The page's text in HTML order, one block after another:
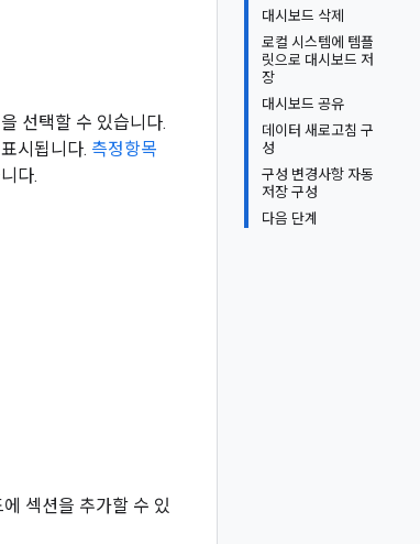
대시보드 삭제
로컬 시스템에 템플
릿으로 대시보드 저
장
대시보드 공유
데이터 새로고침 구
성
구성 변경사항 자동
저장 구성
다음 단계
선택할 수 있습니다.
시됩니다. 측정항목
다.
섹션을 추가할 수 있